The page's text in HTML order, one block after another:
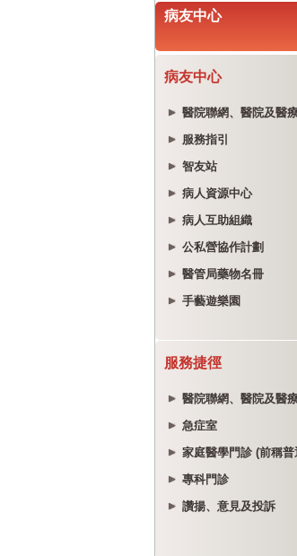
病友中心
病友中心
醫院聯網、醫院及醫
服務指引
智友站
病人資源中心
病人互助組織
公私營協作計劃
醫管局藥物名冊
手藝遊樂園
服務捷徑
醫院聯網、醫院及醫
急症室
家庭醫學門診 (前稱
專科門診
讚揚、意見及投訴